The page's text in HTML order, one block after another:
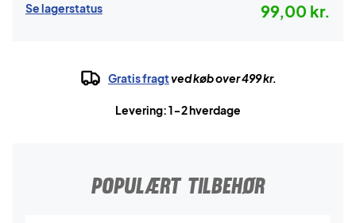
Se lagerstatus
99,00 kr.
Gratis fragtved køb over 499 kr.
Levering: 1-2 hverdage
POPULÆRT TILBEHØR